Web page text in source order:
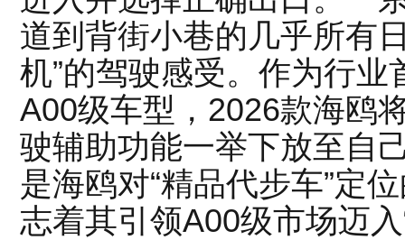
道到背街小巷的几乎所有
机”的驾驶感受。作为行
A00级车型，2026款海鸥
驶辅助功能一举下放至自
是海鸥对“精品代步车”定
志着其引领A00级市场迈